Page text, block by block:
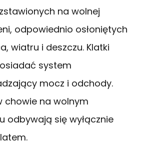
na wolnej
odpowiednio osłoniętych
wiatru i deszczu. Klatki
system
mocz i odchody.
chowie na wolnym
odbywają się wyłącznie